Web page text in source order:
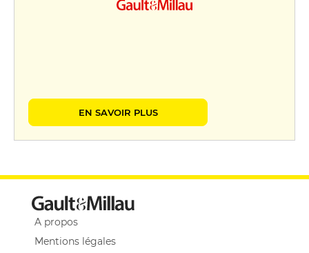
EN SAVOIR PLUS
A propos
Mentions légales